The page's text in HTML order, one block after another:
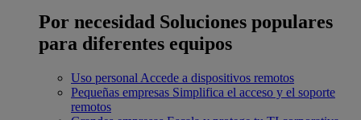
Por necesidad Soluciones populares
para diferentes equipos
Uso personal Accede a dispositivos remotos
Pequeñas empresas Simplifica el acceso y el soporte
remotos